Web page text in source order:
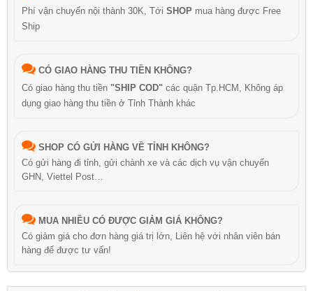
Phí vận chuyển nội thành 30K, Tới SHOP mua hàng được Free
Ship
CÓ GIAO HÀNG THU TIỀN KHÔNG?
Có giao hàng thu tiền "SHIP COD" các quận Tp.HCM, Không áp
dụng giao hàng thu tiền ở Tỉnh Thành khác
SHOP CÓ GỬI HÀNG VỀ TỈNH KHÔNG?
Có gửi hàng đi tỉnh, gửi chành xe và các dịch vụ vận chuyển
GHN, Viettel Post…
MUA NHIỀU CÓ ĐƯỢC GIẢM GIÁ KHÔNG?
Có giảm giá cho đơn hàng giá trị lớn, Liên hệ với nhân viên bán
hàng để được tư vấn!